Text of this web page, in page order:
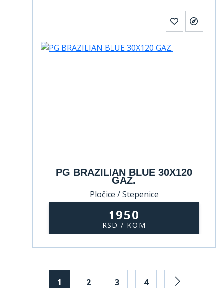
PG BRAZILIAN BLUE 30X120
GAZ.
Pločice / Stepenice
1950
RSD / KOM
1 2 3 4